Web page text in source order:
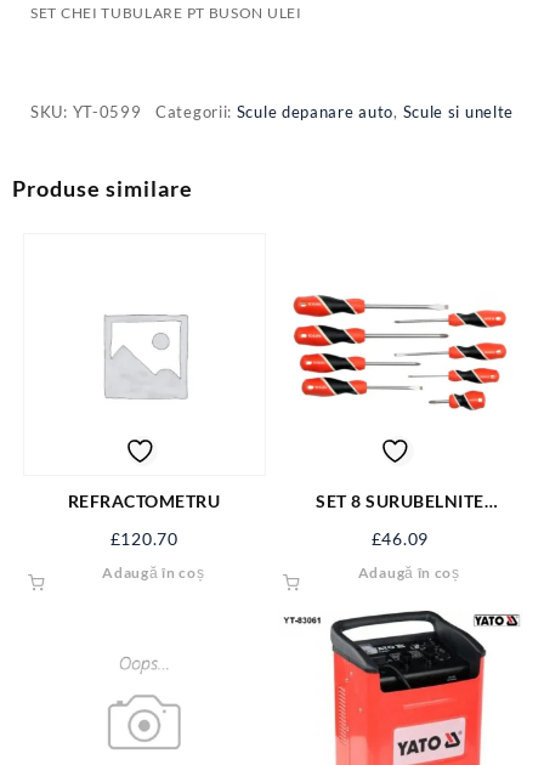
SET CHEI TUBULARE PT BUSON ULEI
SKU: YT-0599 Categorii: Scule depanare auto, Scule si unelte
Produse similare
REFRACTOMETRU
£120.70
Adaugă în coș
SET 8 SURUBELNITE
£46.09
Adaugă în coș